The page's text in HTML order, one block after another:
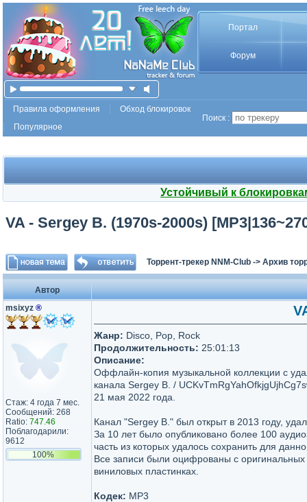
Портал
Форум
Правила оформления
Обход блокировок
Популярное
Поиск :
Устойчивый к
VA - Sergey B. (1970s-2000s)
Торрент-трекер NNM-Club -> Архив
Автор
msixyz ®
Стаж: 4 года 7 мес.
Сообщений: 268
Ratio: 747.46
Поблагодарили:
9612
100%
Жанр: Disco, Pop, Rock
Продолжительность: 25:01:13
Описание:
Оффлайн-копия музыкальной коллекции с
канала Sergey B. /
21 мая 2022 года.
Канал "Sergey B." был открыт в 2013 году,
За 10 лет было опубликовано более 100
часть из которых удалось сохранить для
Все записи были оцифрованы с
виниловых пластинках.
Кодек: MP3